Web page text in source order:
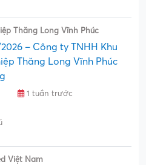
Thăng Long Vĩnh Phúc
– Công ty TNHH Khu
Thăng Long Vĩnh Phúc
1 tuần trước
Việt Nam